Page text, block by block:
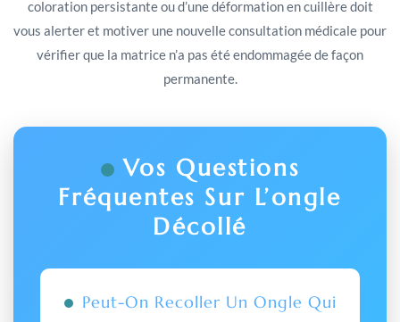
coloration persistante ou d’une déformation en cuillère doit
vous alerter et motiver une nouvelle consultation médicale pour
vérifier que la matrice n’a pas été endommagée de façon
permanente.
Vos Questions
Fréquentes Sur L’ongle
Décollé
Peut-On Recoller Un Ongle Qui